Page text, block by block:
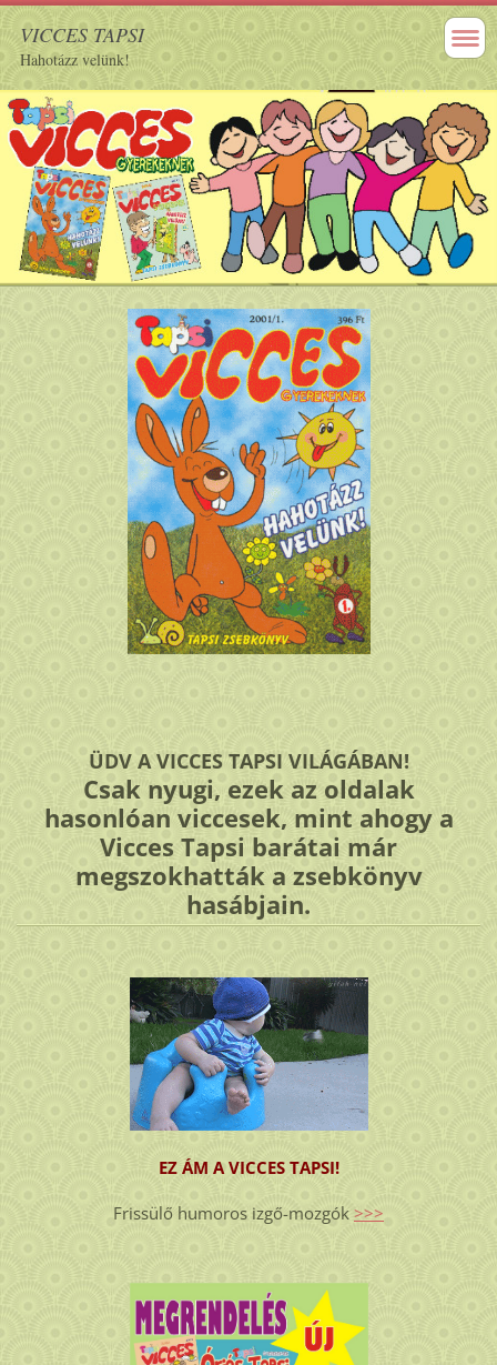
VICCES TAPSI
Hahotázz velünk!
ÜDV A VICCES TAPSI VILÁGÁBAN!
Csak nyugi, ezek az oldalak
hasonlóan viccesek, mint ahogy a
Vicces Tapsi barátai már
megszokhatták a zsebkönyv
hasábjain.
EZ ÁM A VICCES TAPSI!
Frissülő humoros izgő-mozgók >>>